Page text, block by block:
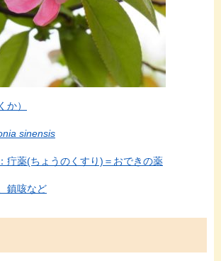
か）
sinensis
疔薬(ちょうのくすり)＝おできの薬
鎮咳など